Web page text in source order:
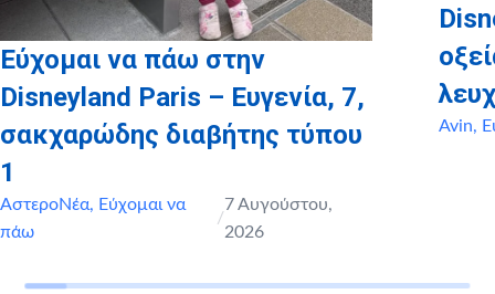
Εύχομαι να πάω στην
Disneyland Paris – Ευγενία, 7,
σακχαρώδης διαβήτης τύπου
1
ΑστεροΝέα, Εύχομαι να
πάω
/
7 Αυγούστου,
2026
Avin,